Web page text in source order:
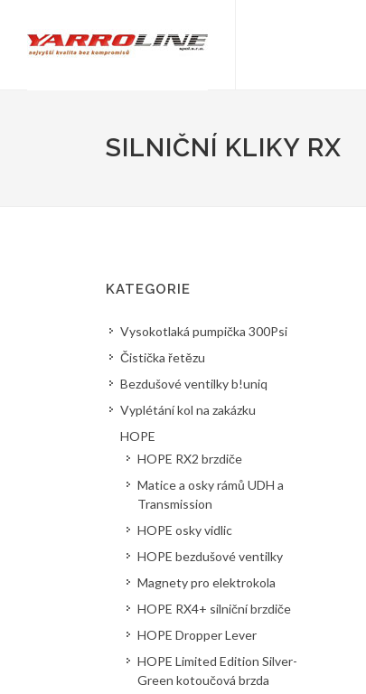
SILNIČNÍ KLIKY RX
KATEGORIE
Vysokotlaká pumpička 300Psi
Čistička řetězu
Bezdušové ventilky b!uniq
Vyplétání kol na zakázku
HOPE
HOPE RX2 brzdiče
Matice a osky rámů UDH a
Transmission
HOPE osky vidlic
HOPE bezdušové ventilky
Magnety pro elektrokola
HOPE RX4+ silniční brzdiče
HOPE Dropper Lever
HOPE Limited Edition Silver-
Green kotoučová brzda